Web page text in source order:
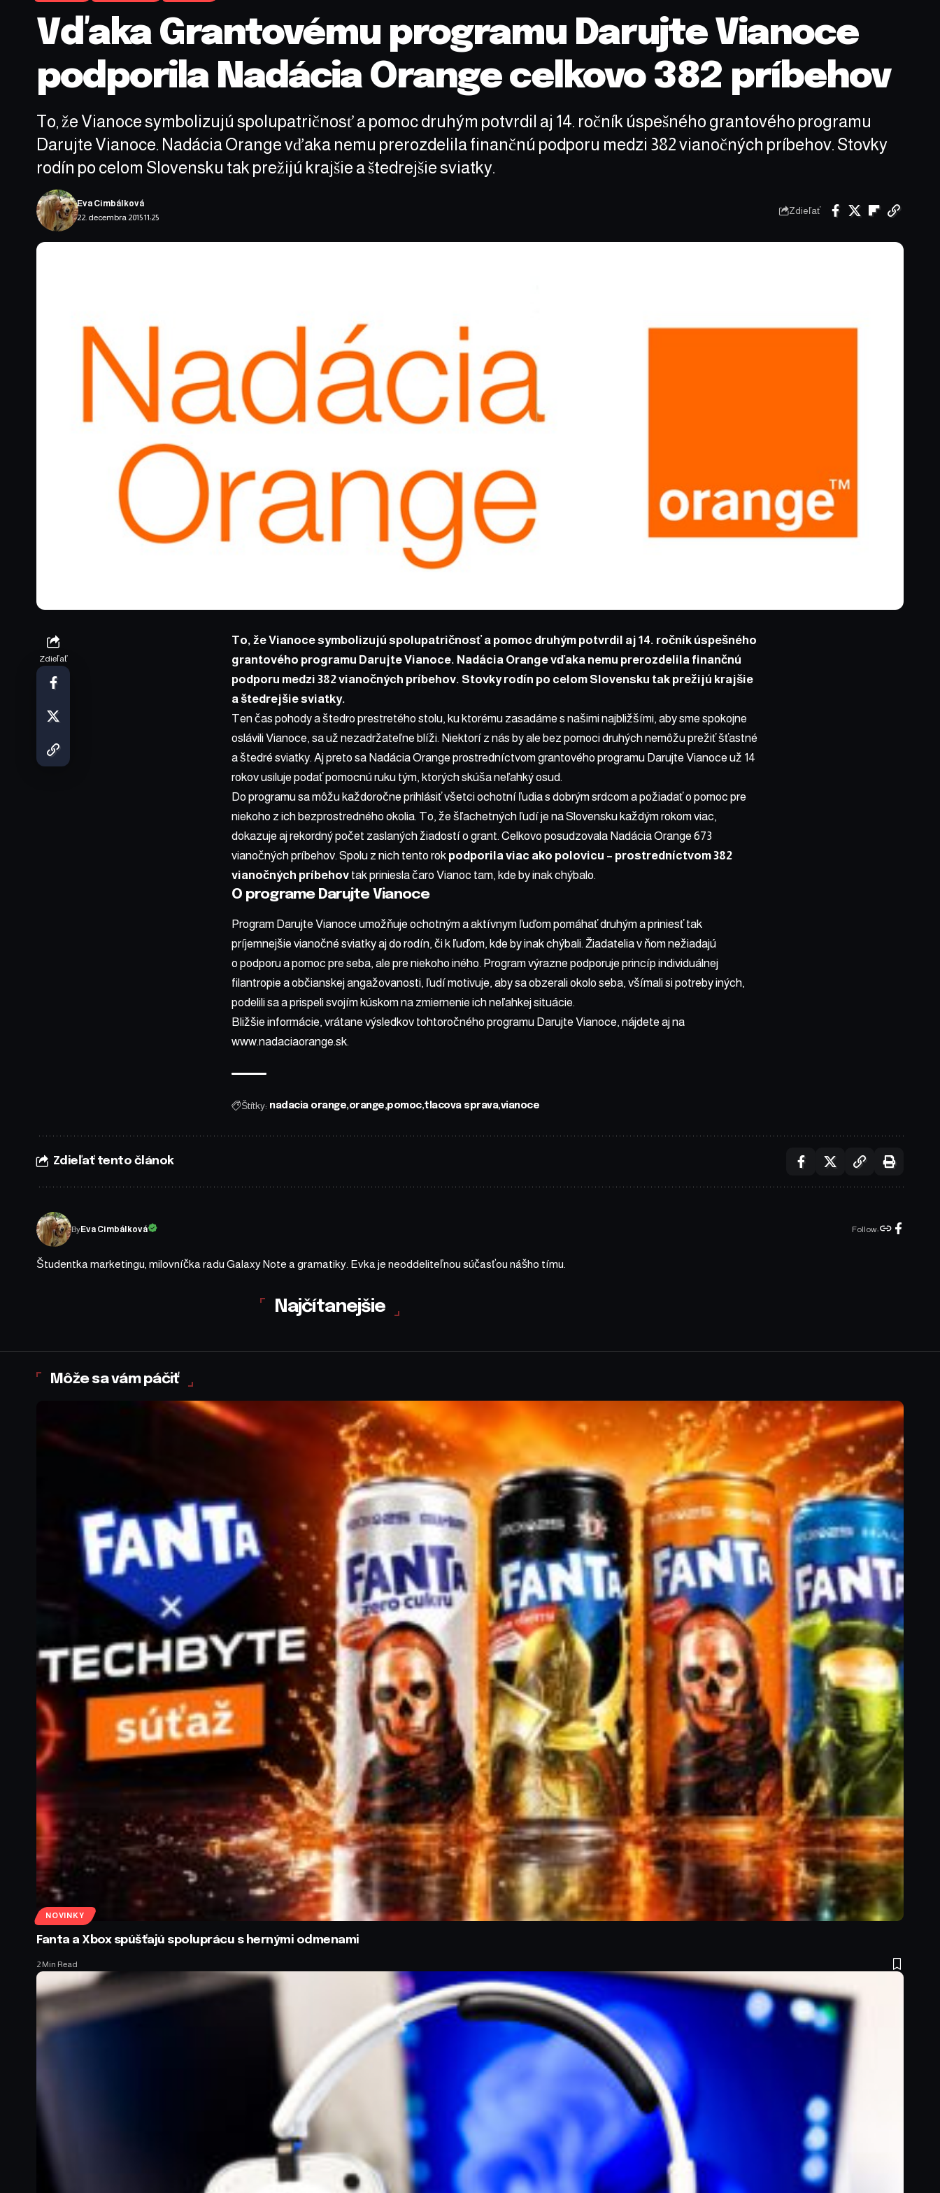
Vďaka Grantovému programu Darujte Vianoce
podporila Nadácia Orange celkovo 382 príbehov
To, že Vianoce symbolizujú spolupatričnosť a pomoc druhým potvrdil aj 14. ročník úspešného grantového programu
Darujte Vianoce. Nadácia Orange vďaka nemu prerozdelila finančnú podporu medzi 382 vianočných príbehov. Stovky
rodín po celom Slovensku tak prežijú krajšie a štedrejšie sviatky.
22. decembra 2015 11:25
Eva Cimbálková
Zdieľať
Zdieľať
To, že Vianoce symbolizujú spolupatričnosť a pomoc druhým potvrdil aj 14. ročník úspešného
grantového programu Darujte Vianoce. Nadácia Orange vďaka nemu prerozdelila finančnú
podporu medzi 382 vianočných príbehov. Stovky rodín po celom Slovensku tak prežijú krajšie
a štedrejšie sviatky.
Ten čas pohody a štedro prestretého stolu, ku ktorému zasadáme s našimi najbližšími, aby sme spokojne
oslávili Vianoce, sa už nezadržateľne blíži. Niektorí z nás by ale bez pomoci druhých nemôžu prežiť šťastné
a štedré sviatky. Aj preto sa Nadácia Orange prostredníctvom grantového programu Darujte Vianoce už 14
rokov usiluje podať pomocnú ruku tým, ktorých skúša neľahký osud.
Do programu sa môžu každoročne prihlásiť všetci ochotní ľudia s dobrým srdcom a požiadať o pomoc pre
niekoho z ich bezprostredného okolia. To, že šľachetných ľudí je na Slovensku každým rokom viac,
dokazuje aj rekordný počet zaslaných žiadostí o grant. Celkovo posudzovala Nadácia Orange 673
vianočných príbehov. Spolu z nich tento rok podporila viac ako polovicu – prostredníctvom 382
vianočných príbehov tak priniesla čaro Vianoc tam, kde by inak chýbalo.
O programe Darujte Vianoce
Program Darujte Vianoce umožňuje ochotným a aktívnym ľuďom pomáhať druhým a priniesť tak
príjemnejšie vianočné sviatky aj do rodín, či k ľuďom, kde by inak chýbali. Žiadatelia v ňom nežiadajú
o podporu a pomoc pre seba, ale pre niekoho iného. Program výrazne podporuje princíp individuálnej
filantropie a občianskej angažovanosti, ľudí motivuje, aby sa obzerali okolo seba, všímali si potreby iných,
podelili sa a prispeli svojím kúskom na zmiernenie ich neľahkej situácie.
Bližšie informácie, vrátane výsledkov tohtoročného programu Darujte Vianoce, nájdete aj na
www.nadaciaorange.sk.
Štítky: nadacia orange orange pomoc tlacova sprava vianoce
Zdieľať tento článok
ByEva Cimbálková Follow:
Študentka marketingu, milovníčka radu Galaxy Note a gramatiky. Evka je neoddeliteľnou súčasťou nášho tímu.
Najčítanejšie
Môže sa vám páčiť
NOVINKY
Fanta a Xbox spúšťajú spoluprácu s hernými odmenami
2 Min Read